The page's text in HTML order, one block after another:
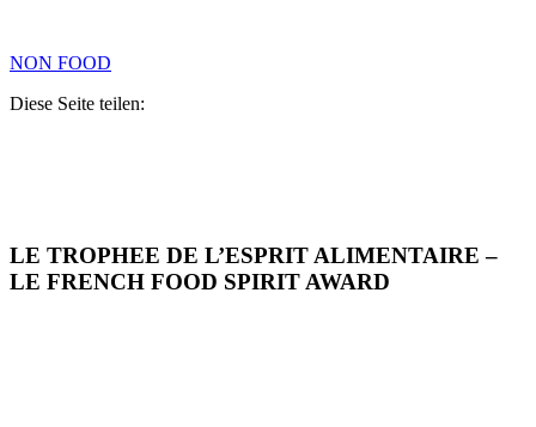
NON FOOD
Diese Seite teilen:
LE TROPHEE DE L’ESPRIT ALIMENTAIRE –
LE FRENCH FOOD SPIRIT AWARD